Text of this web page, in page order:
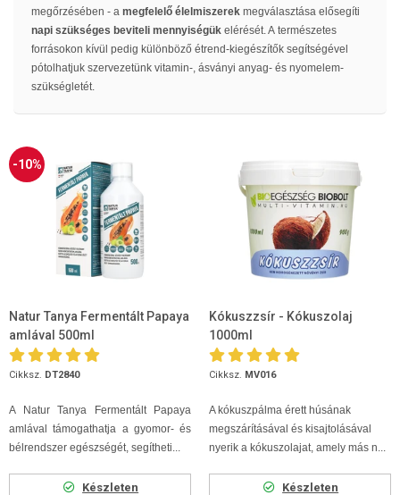
megőrzésében - a megfelelő élelmiszerek megválasztása elősegíti
napi szükséges beviteli mennyiségük elérését. A természetes
forrásokon kívül pedig különböző étrend-kiegészítők segítségével
pótolhatjuk szervezetünk vitamin-, ásványi anyag- és nyomelem-
szükségletét.
-10%
Natur Tanya Fermentált Papaya
amlával 500ml
Cikksz. DT2840
A Natur Tanya Fermentált Papaya
amlával támogathatja a gyomor- és
bélrendszer egészségét, segítheti...
Készleten
Kókuszzsír - Kókuszolaj
1000ml
Cikksz. MV016
A kókuszpálma érett húsának
megszárításával és kisajtolásával
nyerik a kókuszolajat, amely más n...
Készleten